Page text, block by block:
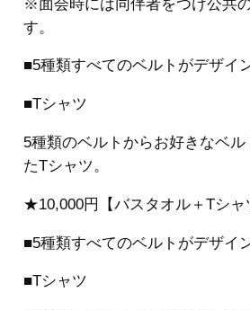
※面会時には同伴者をつけ公共
す。
■5種類すべてのベルトがデザイ
■Tシャツ
5種類のベルトからお好きなベ
たTシャツ。
★10,000円【バスタオル＋Tシャ
■5種類すべてのベルトがデザイ
■Tシャツ